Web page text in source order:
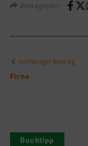
Beitrag teilen
vorheriger Beitrag
Firne
Buchtipp